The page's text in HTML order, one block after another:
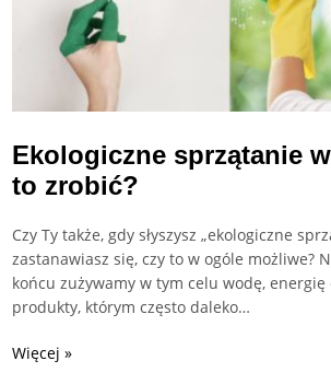
Ekologiczne sprzątanie
to zrobić?
Czy Ty także, gdy słyszysz „ekologiczne
zastanawiasz się, czy to w ogóle możliwe?
końcu zużywamy w tym celu wodę, energię
produkty, którym często daleko…
Więcej »